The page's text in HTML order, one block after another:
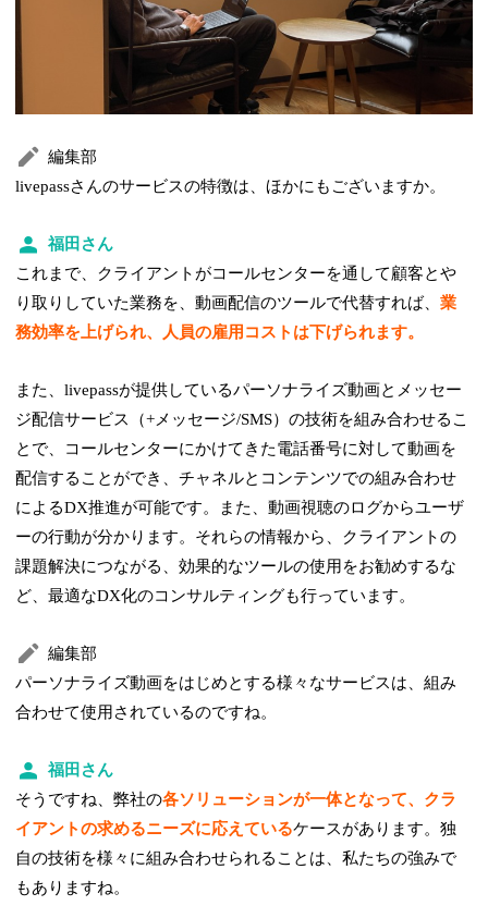
編集部
livepassさんのサービスの特徴は、ほかにもございますか。
福田さん
これまで、クライアントがコールセンターを通して顧客とや
り取りしていた業務を、動画配信のツールで代替すれば、業
務効率を上げられ、人員の雇用コストは下げられます。
また、livepassが提供しているパーソナライズ動画とメッセー
ジ配信サービス（+メッセージ/SMS）の技術を組み合わせるこ
とで、コールセンターにかけてきた電話番号に対して動画を
配信することができ、チャネルとコンテンツでの組み合わせ
によるDX推進が可能です。また、動画視聴のログからユーザ
ーの行動が分かります。それらの情報から、クライアントの
課題解決につながる、効果的なツールの使用をお勧めするな
ど、最適なDX化のコンサルティングも行っています。
編集部
パーソナライズ動画をはじめとする様々なサービスは、組み
合わせて使用されているのですね。
福田さん
そうですね、弊社の各ソリューションが一体となって、クラ
イアントの求めるニーズに応えているケースがあります。独
自の技術を様々に組み合わせられることは、私たちの強みで
もありますね。